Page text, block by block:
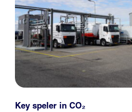
Key speler in CO₂